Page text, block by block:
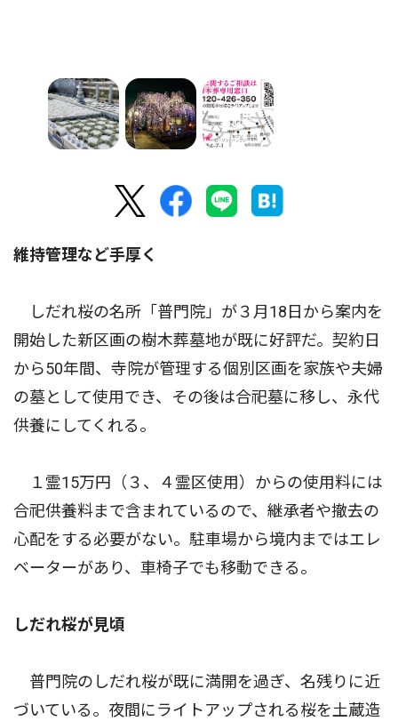
維持管理など手厚く
しだれ桜の名所「普門院」が３月18日から案内を
開始した新区画の樹木葬墓地が既に好評だ。契約日
から50年間、寺院が管理する個別区画を家族や夫婦
の墓として使用でき、その後は合祀墓に移し、永代
供養にしてくれる。
１霊15万円（３、４霊区使用）からの使用料には
合祀供養料まで含まれているので、継承者や撤去の
心配をする必要がない。駐車場から境内まではエレ
ベーターがあり、車椅子でも移動できる。
しだれ桜が見頃
普門院のしだれ桜が既に満開を過ぎ、名残りに近
づいている。夜間にライトアップされる桜を土蔵造